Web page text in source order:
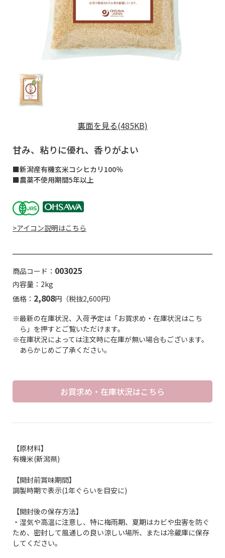
裏面を見る(485KB)
甘み、粘りに優れ、香りがよい
■新潟産有機玄米コシヒカリ100％
■農薬不使用期間5年以上
>アイコン説明はこちら
商品コード： 003025
内容量：2kg
価格： 2,808円（税抜2,600円）
※最新の在庫状況、入荷予定は「お買求め・在庫状況はこち
ら」を押すとご覧いただけます。
※在庫状況によっては注文時に在庫が無い場合もございます。
あらかじめご了承ください。
お買求め・在庫状況はこちら
【原材料】
有機米(新潟県)
【開封前賞味期間】
調製時期で表示(1年ぐらいを目安に)
【開封後の保存方法】
・湿気や高温に注意し、特に梅雨期、夏期はカビや虫害を防ぐ
ため、密封して風通しの良い涼しい場所、または冷蔵庫に保存
してください。